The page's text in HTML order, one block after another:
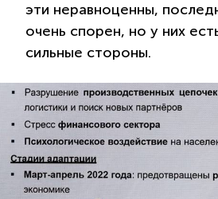
эти неравноценны,
очень спорен, но у них
сильные стороны.